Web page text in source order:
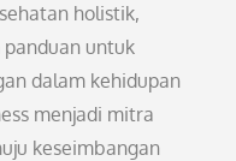
holistik,
untuk
dalam kehidupan
menjadi mitra
keseimbangan